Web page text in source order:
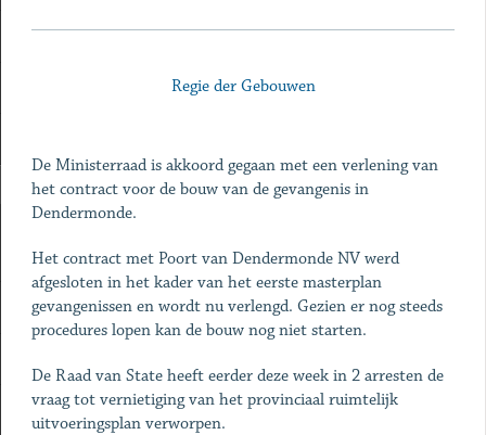
Regie der Gebouwen
De Ministerraad is akkoord gegaan met een verlening van
het contract voor de bouw van de gevangenis in
Dendermonde.
Het contract met Poort van Dendermonde NV werd
afgesloten in het kader van het eerste masterplan
gevangenissen en wordt nu verlengd. Gezien er nog steeds
procedures lopen kan de bouw nog niet starten.
De Raad van State heeft eerder deze week in 2 arresten de
vraag tot vernietiging van het provinciaal ruimtelijk
uitvoeringsplan verworpen.